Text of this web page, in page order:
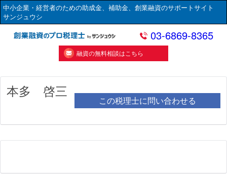
中小企業・経営者のための助成金、補助金、創業融資のサポートサイト
サンジュウシ
03-6869-8365
融資の無料相談はこちら
本多 啓三
この税理士に問い合わせる